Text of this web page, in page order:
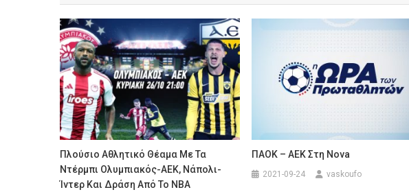
Πλούσιο Αθλητικό Θέαμα Με Τα
Ντέρμπι Ολυμπιακός-ΑΕΚ, Νάπολι-
Ίντερ Και Δράση Από Το NBA
ΠΑΟΚ – ΑΕΚ Στη Nova
2021-09-24 vaskoufo